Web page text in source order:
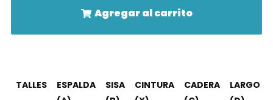
Agregar al carrito
TALLES
ESPALDA
SISA
CINTURA
CADERA
LARGO